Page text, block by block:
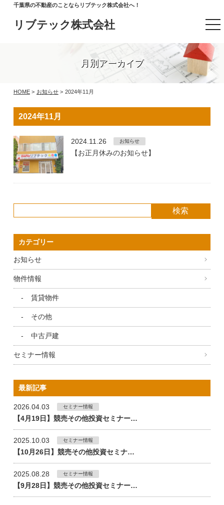
千葉県の不動産のことならリブテック株式会社へ！
リブテック株式会社
月別アーカイブ
HOME> お知らせ> 2024年11月
2024年11月
2024.11.26 お知らせ
【お正月休みのお知らせ】
カテゴリー
お知らせ
物件情報
賃貸物件
その他
中古戸建
セミナー情報
最新記事
2026.04.03 セミナー情報
【4月19日】競売その他投資セミナー…
2025.10.03 セミナー情報
【10月26日】競売その他投資セミナ…
2025.08.28 セミナー情報
【9月28日】競売その他投資セミナー…
t
o
g
l
e
n
a